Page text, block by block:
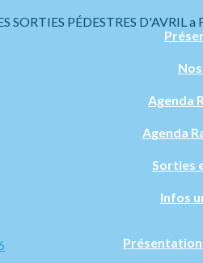
Agenda
Agenda
Sorties
Infos
PÉDESTRES D'AVRIL a